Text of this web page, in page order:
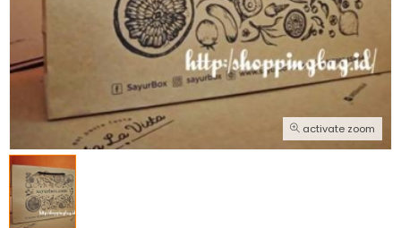
activate zoom